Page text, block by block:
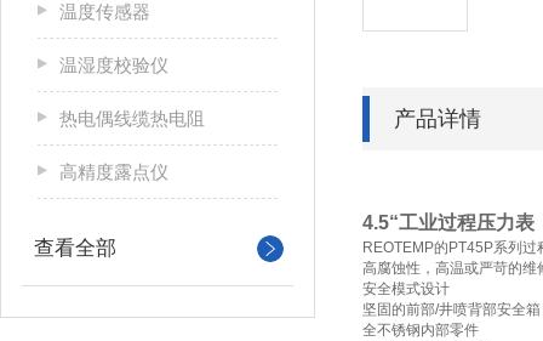
产品详情
4.5“工业过程压力表
REOTEMP的 PT45P系列过
高腐蚀性，高温或严苛的
安全模式设计
坚固的前部/井喷背部安全箱
全不锈钢内部零件
温度传感器
温湿度校验仪
热电偶线缆热电阻
高精度露点仪
查看全部